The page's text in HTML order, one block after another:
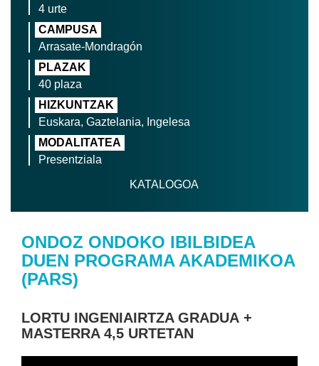
4 urte
CAMPUSA
Arrasate-Mondragón
PLAZAK
40 plaza
HIZKUNTZAK
Euskara, Gaztelania, Ingelesa
MODALITATEA
Presentziala
KATALOGOA
ONDOZ ONDOKO IBILBIDEA
DUEN PROGRAMA AKADEMIKOA
(PARS)
LORTU INGENIAIRTZA GRADUA +
MASTERRA 4,5 URTETAN